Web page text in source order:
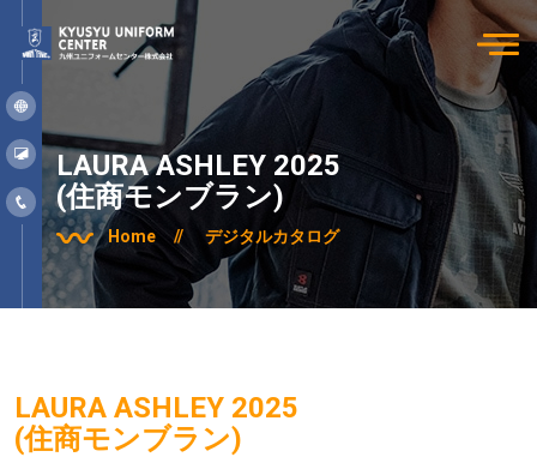
LAURA ASHLEY 2025
(住商モンブラン)
Home // デジタルカタログ
LAURA ASHLEY 2025
(住商モンブラン)